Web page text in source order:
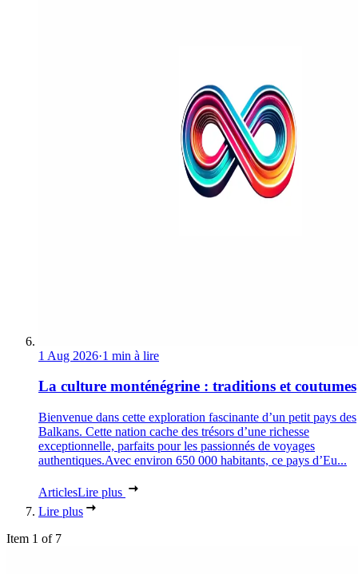
1 Aug 2026·1 min à lire
La culture monténégrine : traditions et coutumes
Bienvenue dans cette exploration fascinante d’un petit pays des
Balkans. Cette nation cache des trésors d’une richesse
exceptionnelle, parfaits pour les passionnés de voyages
authentiques.Avec environ 650 000 habitants, ce pays d’Eu...
ArticlesLire plus
Lire plus
Item 1 of 7